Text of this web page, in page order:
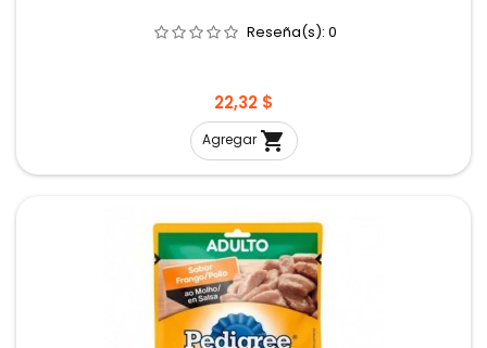
Reseña(s): 0
Precio
22,32 $
Agregar 